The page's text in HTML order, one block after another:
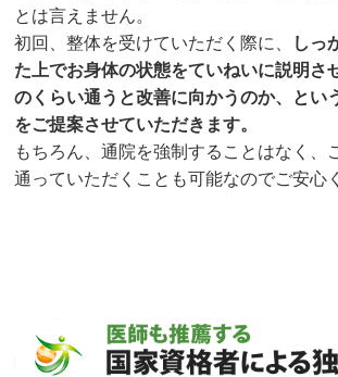
とは言えません。
初回、整体を受けていただく際に、
しっ
た上でお身体の状態をていねいに説明さ
のくらい通うと改善に向かうのか、とい
をご提案させていただきます。
もちろん、通院を強制することはなく、
通っていただくことも可能なのでご安心